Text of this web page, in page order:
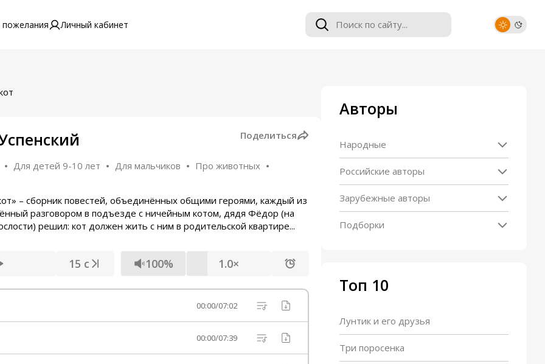
Личный кабинет
Поделиться
Для детей 9-10 лет Для мальчиков Про животных
– сборник повестей, объединённых общими героями, каждый из
разговором в подъезде с ничейным котом, дядя Фёдор (на
решил: кот должен жить с ним в родительской квартире...
15 с 100% 1.0×
00:00/07:02
00:00/07:39
Авторы
Народные
Российские авторы
Зарубежные авторы
Подборки
Топ 10
Лунтик и его друзья
Три поросенка